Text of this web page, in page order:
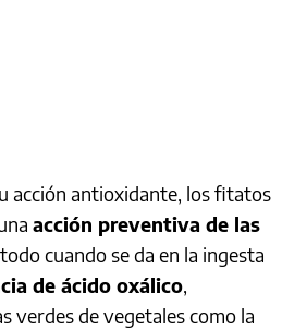
acción antioxidante, los fitatos
acción preventiva de las
cuando se da en la ingesta
de ácido oxálico,
verdes de vegetales como la